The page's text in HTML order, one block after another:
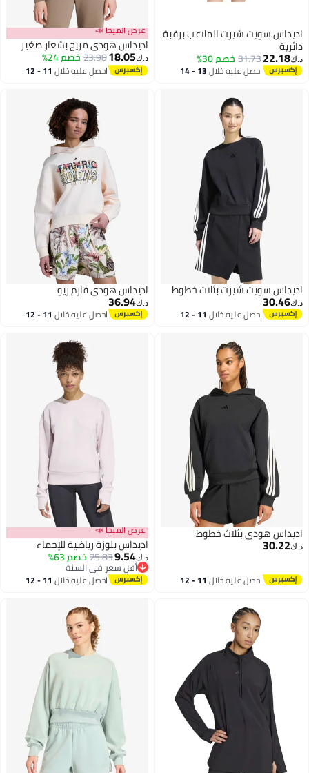
اديداس سويت شيرت الملاعب برقبة
دائرية
د.ك‏22.18
31.73خصم 30%
احصل عليه خلال 13 - 14
عرض الميجا 📣
اديداس هودي مريح بشعار صغير
د.ك‏18.05
23.98خصم 24%
احصل عليه خلال 11 - 12
اديداس سويت شيرت بثلاث خطوط
د.ك‏30.46
احصل عليه خلال 11 - 12
اديداس هودي فارم ريو
د.ك‏36.94
احصل عليه خلال 11 - 12
اديداس هودي بثلاث خطوط
د.ك‏30.22
احصل عليه خلال 11 - 12
3
عرض الميجا 📣
اديداس بلوزة رياضية للإحماء
د.ك‏9.54
25.83خصم 63%
أقل سعر في السنة
أقل سعر في السنة
احصل عليه خلال 11 - 12